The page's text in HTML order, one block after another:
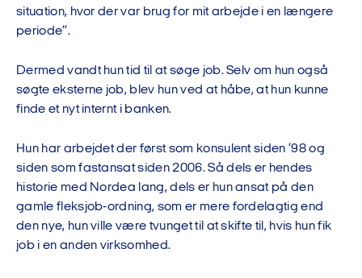
situation, hvor der var brug for mit arbejde i en længere
periode”.
Dermed vandt hun tid til at søge job. Selv om hun også
søgte eksterne job, blev hun ved at håbe, at hun kunne
finde et nyt internt i banken.
Hun har arbejdet der først som konsulent siden ’98 og
siden som fastansat siden 2006. Så dels er hendes
historie med Nordea lang, dels er hun ansat på den
gamle fleksjob-ordning, som er mere fordelagtig end
den nye, hun ville være tvunget til at skifte til, hvis hun fik
job i en anden virksomhed.